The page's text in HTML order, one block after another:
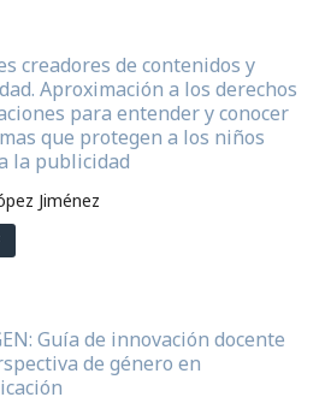
creadores de contenidos y
Aproximación a los derechos
para entender y conocer
que protegen a los niños
la publicidad
Jiménez
Guía de innovación docente
de género en